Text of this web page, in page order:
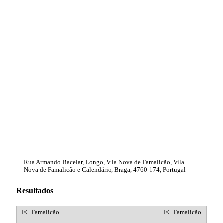
Rua Armando Bacelar, Longo, Vila Nova de Famalicão, Vila
Nova de Famalicão e Calendário, Braga, 4760-174, Portugal
Resultados
FC Famalicão